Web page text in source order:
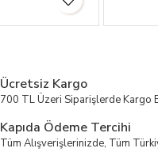
Ücretsiz Kargo
700 TL Üzeri Siparişlerde Kargo
Kapıda Ödeme Tercihi
Tüm Alışverişlerinizde, Tüm